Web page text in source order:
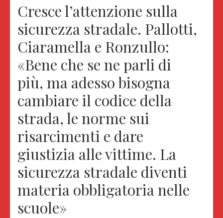
Cresce l’attenzione sulla
sicurezza stradale. Pallotti,
Ciaramella e Ronzullo:
«Bene che se ne parli di
più, ma adesso bisogna
cambiare il codice della
strada, le norme sui
risarcimenti e dare
giustizia alle vittime. La
sicurezza stradale diventi
materia obbligatoria nelle
scuole»